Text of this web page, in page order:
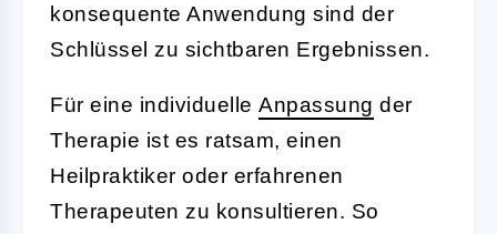
konsequente Anwendung sind der
Schlüssel zu sichtbaren Ergebnissen.
Für eine individuelle Anpassung der
Therapie ist es ratsam, einen
Heilpraktiker oder erfahrenen
Therapeuten zu konsultieren. So